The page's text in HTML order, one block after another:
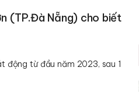
(TP.Đà Nẵng) cho biết
động từ đầu năm 2023, sau 1